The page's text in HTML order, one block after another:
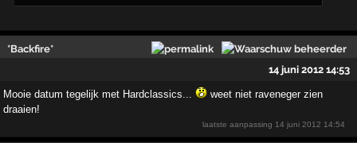
*Backfire*
14 juni 2012 14:53
Mooie datum tegelijk met Hardclassics...
weet niet raveneger zien
draaien!
laatste aanpassing 14 juni 2012 14:54